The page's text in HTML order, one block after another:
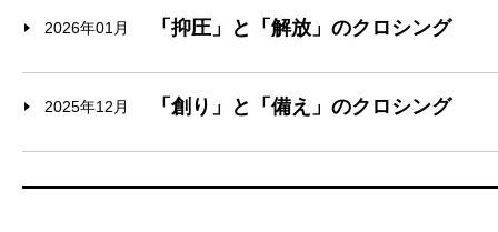
2026年01月 「抑圧」と「解放」のクロシング
2025年12月 「創り」と「備え」のクロシング
2025年11月 「息吹」と「綾」のクロシング